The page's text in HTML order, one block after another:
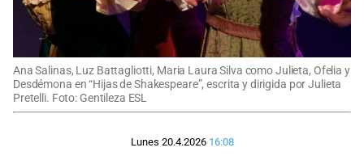
Ana Salinas, Luz Battagliotti, Maria Laura Silva como Julieta, Ofelia y
Desdémona en “Hijas de Shakespeare”, escrita y dirigida por Julieta
Pretelli. Foto: Gentileza ESL
Lunes 20.4.2026 16:08